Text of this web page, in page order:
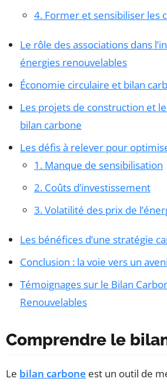
4. Former et sensibiliser les
Le rôle des associations dans
énergies renouvelables
Économie circulaire et bilan
Les projets de construction et
bilan carbone
Les défis à relever pour
1. Manque de sensibilisation
2. Coûts d’investissement
3. Volatilité des prix de
Les bénéfices d’une stratégie
Conclusion : la voie vers un
Témoignages sur le Bilan
Renouvelables
Comprendre le
Le bilan carbone est un outil de